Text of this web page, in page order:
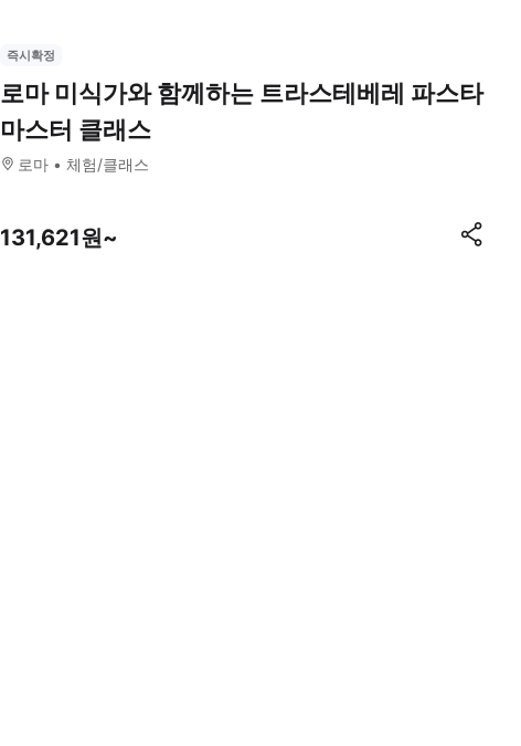
즉시확정
로마 미식가와 함께하는 트라스테베레 파스타
마스터 클래스
로마 체험/클래스
131,621원~